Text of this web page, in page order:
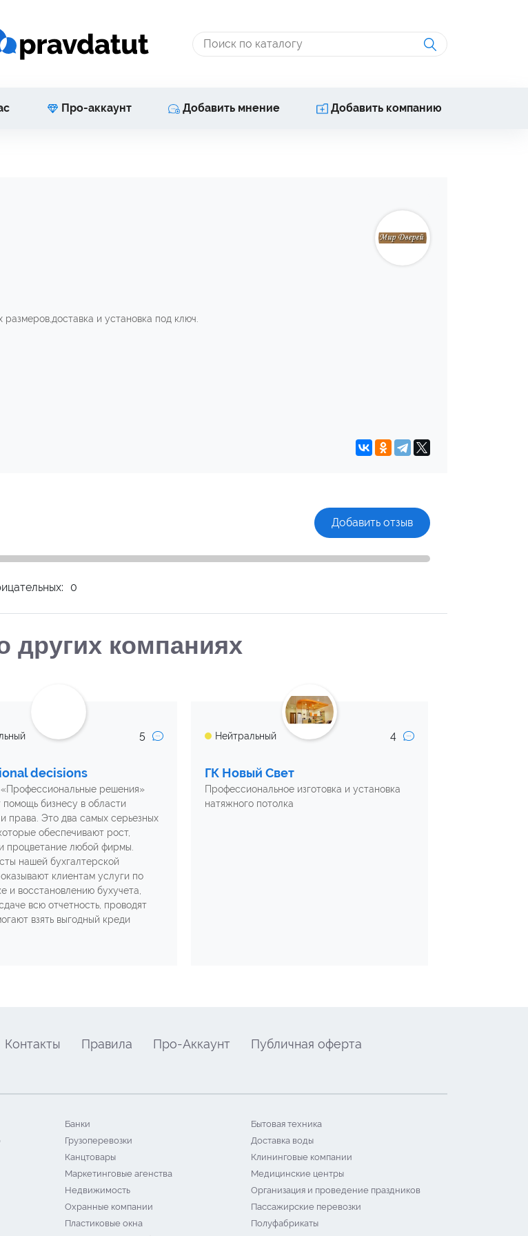
Про-аккаунт Добавить мнение Добавить компанию
и установка под ключ.
Добавить отзыв
0
других компаниях
5
decisions
решения»
помощь бизнесу в области
права. Это два самых серьезных
обеспечивают рост,
процветание любой фирмы.
нашей бухгалтерской
клиентам услуги по
и восстановлению бухучета,
всю отчетность, проводят
взять выгодный креди
Нейтральный 4
ГК Новый Свет
Профессиональное изготовка и установка
натяжного потолка
Контакты Правила Про-Аккаунт
Публичная оферта
Банки
Бытовая техника
Грузоперевозки
Доставка воды
Канцтовары
Клининговые компании
Маркетинговые агенства
Медицинские центры
Недвижимость
Организация и проведение праздников
Охранные компании
Пассажирские перевозки
Пластиковые окна
Полуфабрикаты